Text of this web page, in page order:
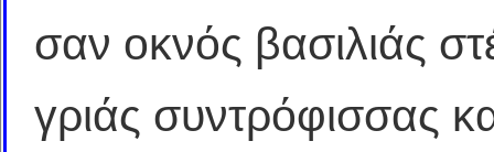
σαν οκνός βασιλιάς
γριάς συντρόφισσας